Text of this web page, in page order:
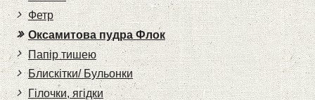
Фетр
Оксамитова пудра Флок
Папір тишею
Блискітки/ Бульонки
Гілочки, ягідки